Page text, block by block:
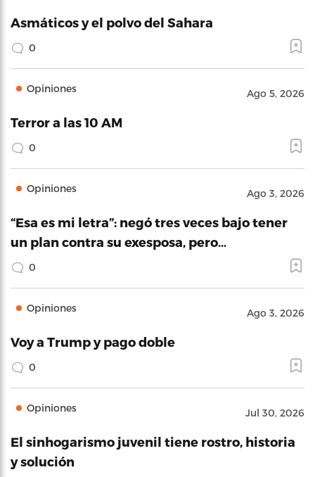
Asmáticos y el polvo del Sahara
0
Opiniones Ago 5, 2026
Terror a las 10 AM
0
Opiniones Ago 3, 2026
“Esa es mi letra”: negó tres veces bajo tener
un plan contra su exesposa, pero…
0
Opiniones Ago 3, 2026
Voy a Trump y pago doble
0
Opiniones Jul 30, 2026
El sinhogarismo juvenil tiene rostro, historia
y solución